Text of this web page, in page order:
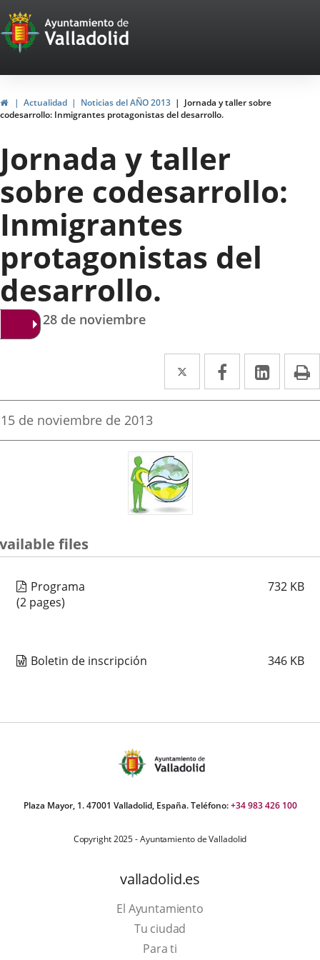
Portal
Web
del
Ayuntamiento
de
Valladolid
HomeActualidad Noticias del AÑO 2013
Jornada y taller sobre
codesarrollo: Inmigrantes protagonistas del desarrollo.
Jornada y taller
sobre codesarrollo:
Inmigrantes
protagonistas del
desarrollo.
Jueves 28 de noviembre
Twitter
Enlace
a
aplicación
externa.
Facebook
Enlace
a
aplicación
Enlace
a
Fecha
la
15 de noviembre de 2013
files
Programa 732 KB
(2 pages)
Boletin de inscripción 346 KB
Plaza Mayor, 1. 47001 Valladolid, España. Teléfono:+34 983 426 100
Copyright 2025 - Ayuntamiento de Valladolid
valladolid.es
El Ayuntamiento
Tu ciudad
Para ti